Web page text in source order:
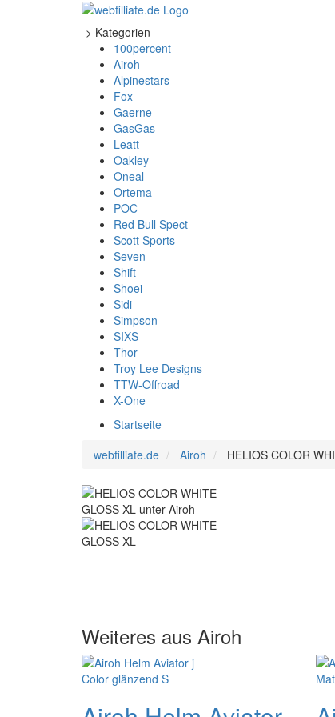
-> Kategorien
100percent
Airoh
Alpinestars
Fox
Gaerne
GasGas
Leatt
Oakley
Oneal
Ortema
POC
Red Bull Spect
Scott Sports
Seven
Shift
Shoei
Sidi
Simpson
SIXS
Thor
Troy Lee Designs
TTW-Offroad
X-One
Startseite
webfilliate.de
Airoh HELIOS COLOR
Weiteres aus Airoh